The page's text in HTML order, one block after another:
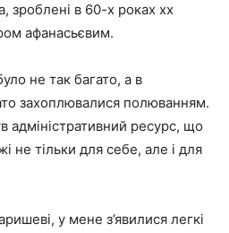
зроблені в 60-х роках хх
афанасьєвим.
не так багато, а в
захоплювалися полюванням.
адміністративний ресурс, що
не тільки для себе, але і для
у мене з’явилися легкі